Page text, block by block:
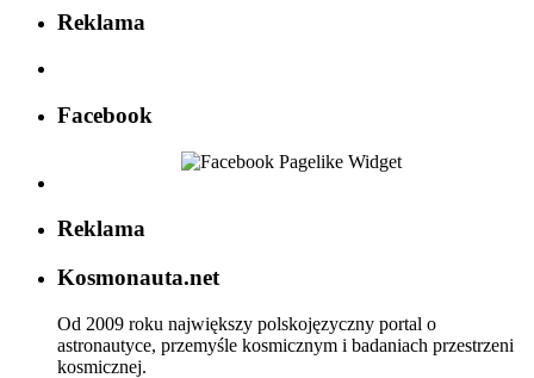
Reklama
Facebook
Reklama
Kosmonauta.net
Od 2009 roku największy polskojęzyczny portal o
astronautyce, przemyśle kosmicznym i badaniach przestrzeni
kosmicznej.